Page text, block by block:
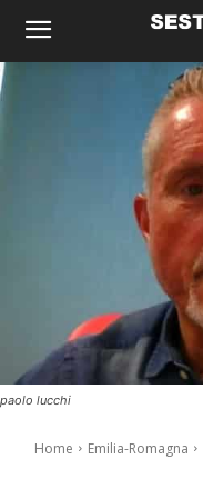
paolo lucchi
Home Emilia-Romagna